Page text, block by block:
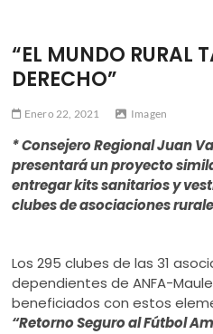
“EL MUNDO RURAL
DERECHO”
Enero 22, 2021 Imagen
* Consejero Regional Juan
presentará un proyecto
entregar kits sanitarios y
clubes de asociaciones
Los 295 clubes de las 31
dependientes de ANFA-
beneficiados con estos
“Retorno Seguro al Fútbol